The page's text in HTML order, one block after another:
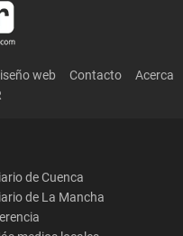
web Contacto
Acerca
de Cuenca
de La Mancha